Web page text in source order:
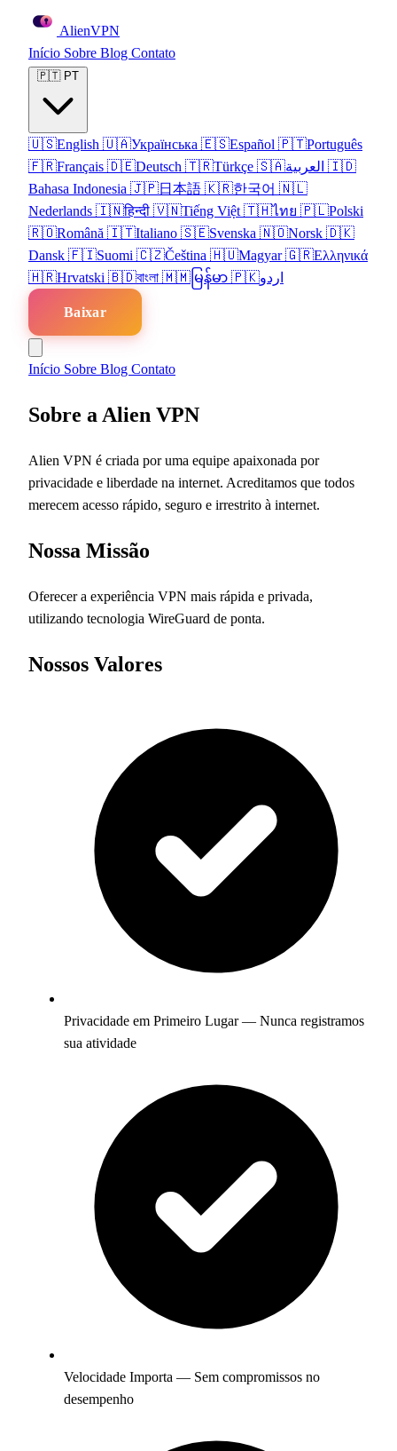
AlienVPN
Início Sobre Blog Contato
🇵🇹 PT
🇺🇸English 🇺🇦Українська 🇪🇸Español 🇵🇹Português
🇫🇷Français 🇩🇪Deutsch 🇹🇷Türkçe 🇸🇦
🇮🇩
Bahasa Indonesia 🇯🇵日本語 🇰🇷한국어 🇳🇱
Nederlands 🇮🇳हिन्दी 🇻🇳Tiếng Việt 🇹🇭ไทย 🇵🇱Polski
🇷🇴Română 🇮🇹Italiano 🇸🇪Svenska 🇳🇴Norsk 🇩🇰
Dansk 🇫🇮Suomi 🇨🇿Čeština 🇭🇺Magyar🇬🇷Ελληνικά
🇭🇷Hrvatski 🇧🇩বাংলা 🇲🇲 မြန်မာ 🇵🇰اردو
Baixar
Início Sobre Blog Contato
Sobre a Alien VPN
Alien VPN é criada por uma equipe apaixonada por
privacidade e liberdade na internet. Acreditamos que todos
merecem acesso rápido, seguro e irrestrito à internet.
Nossa Missão
Oferecer a experiência VPN mais rápida e privada,
utilizando tecnologia WireGuard de ponta.
Nossos Valores
Privacidade em Primeiro Lugar — Nunca registramos
sua atividade
Velocidade Importa — Sem compromissos no
desempenho